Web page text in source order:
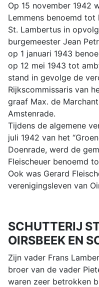
Op 15 november 1942
Lemmens benoemd
St. Lambertus in
burgemeester Jean
op 1 januari 1943
op 12 mei 1943 tot
stand in gevolge de
Rijkscommissaris van
graaf Max. de
Amstenrade.
Tijdens de algemene
juli 1942 van het
Doenrade, werd de
Fleischeuer benoemd
Ook was Gerard
verenigingsleven van
SCHUTTERIJ
OIRSBEEK EN
Zijn vader Frans
broer van de vader
waren zeer betrokken